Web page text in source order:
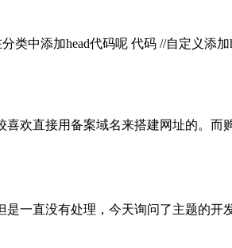
类中添加head代码呢 代码 //自定义添加
欢直接用备案域名来搭建网址的。而
一直没有处理，今天询问了主题的开